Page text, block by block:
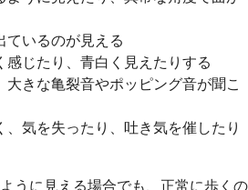
ているのが見える
感じたり、青白く見えたりする
大きな亀裂音やポッピング音が聞こ
、気を失ったり、吐き気を催したり
うに見える場合でも、正常に歩くの